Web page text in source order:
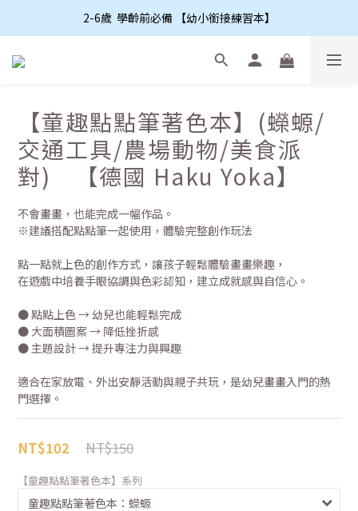
2-6歲  學齡前必備 【幼小銜接練習本】
【童趣點點筆著色本】(蠑螈/
交通工具/農場動物/美食派
對) 【德國 Haku Yoka】
不會畫畫，也能完成一幅作品。
※建議搭配點點筆一起使用，體驗完整創作玩法
點一點就上色的創作方式，讓孩子輕鬆體驗畫畫樂趣，
在遊戲中培養手眼協調與色彩認知，建立成就感與自信心。
● 點點上色 → 幼兒也能輕鬆完成
● 大面積圖案 → 降低挫折感
● 主題設計 → 提升專注力與興趣
適合在家放電、外出安靜活動與親子共玩，是幼兒畫畫入門的熱
門選擇。
NT$150
NT$102
【童趣點點筆著色本】系列